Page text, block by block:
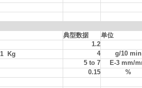
典型数据
单位
1.2
Kg 4
g/10 min
5 to 7
E-3 mm/
0.15
%